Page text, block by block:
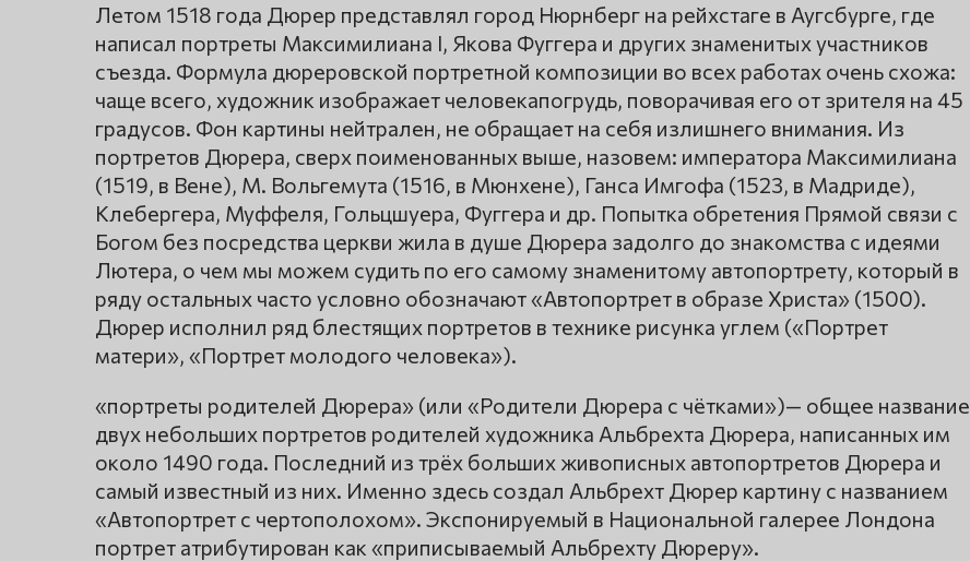
Летом 1518 года Дюрер представлял город Нюрнберг на рейхстаге в Аугсбурге, где
написал портреты Максимилиана I, Якова Фуггера и других знаменитых участников
съезда. Формула дюреровской портретной композиции во всех работах очень схожа:
чаще всего, художник изображает человекапогрудь, поворачивая его от зрителя на 45
градусов. Фон картины нейтрален, не обращает на себя излишнего внимания. Из
портретов Дюрера, сверх поименованных выше, назовем: императора Максимилиана
(1519, в Вене), М. Вольгемута (1516, в Мюнхене), Ганса Имгофа (1523, в Мадриде),
Клебергера, Муффеля, Гольцшуера, Фуггера и др. Попытка обретения Прямой связи с
Богом без посредства церкви жила в душе Дюрера задолго до знакомства с идеями
Лютера, о чем мы можем судить по его самому знаменитому автопортрету, который в
ряду остальных часто условно обозначают «Автопортрет в образе Христа» (1500).
Дюрер исполнил ряд блестящих портретов в технике рисунка углем («Портрет
матери», «Портрет молодого человека»).
«портреты родителей Дюрера» (или «Родители Дюрера с чётками»)— общее название
двух небольших портретов родителей художника Альбрехта Дюрера, написанных им
около 1490 года. Последний из трёх больших живописных автопортретов Дюрера и
самый известный из них. Именно здесь создал Альбрехт Дюрер картину с названием
«Автопортрет с чертополохом». Экспонируемый в Национальной галерее Лондона
портрет атрибутирован как «приписываемый Альбрехту Дюреру».